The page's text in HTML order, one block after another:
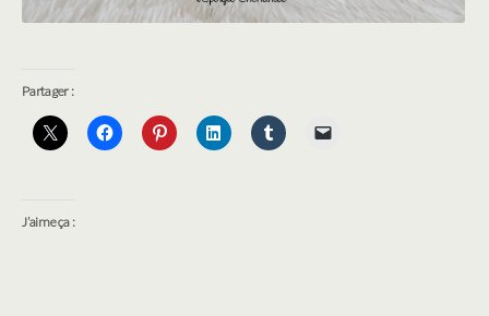
Partager :
J’aime ça :